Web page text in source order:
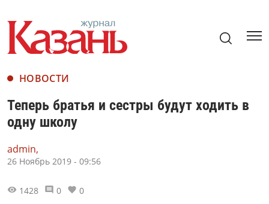
НОВОСТИ
Теперь братья и сестры будут ходить в
одну школу
admin,
26 Ноябрь 2019 - 09:56
1428 0 0